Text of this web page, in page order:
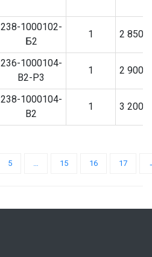
238-1000102-
Б2
1 2 850
236-1000104-
В2-Р3
1 2 900
238-1000104-
В2
1 3 200
5 … 15 16 17